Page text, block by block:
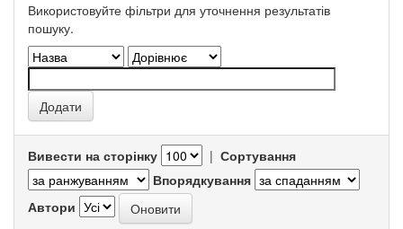
Використовуйте фільтри для уточнення результатів
пошуку.
Вивести на сторінку | Сортування
Впорядкування
Автори